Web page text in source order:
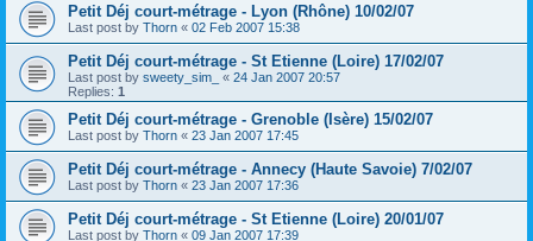
Petit Déj court-métrage - Lyon (Rhône) 10/02/07
Last post by Thorn « 02 Feb 2007 15:38
Petit Déj court-métrage - St Etienne (Loire) 17/02/07
Last post by sweety_sim_ « 24 Jan 2007 20:57
Replies: 1
Petit Déj court-métrage - Grenoble (Isère) 15/02/07
Last post by Thorn « 23 Jan 2007 17:45
Petit Déj court-métrage - Annecy (Haute Savoie) 7/02/07
Last post by Thorn « 23 Jan 2007 17:36
Petit Déj court-métrage - St Etienne (Loire) 20/01/07
Last post by Thorn « 09 Jan 2007 17:39